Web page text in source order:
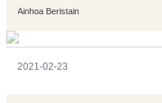
Ainhoa Beristain
2021-02-23